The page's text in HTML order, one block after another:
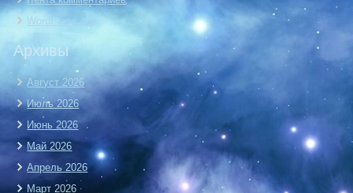
WordPress.org
Архивы
Август 2026
Июль 2026
Июнь 2026
Май 2026
Апрель 2026
Март 2026